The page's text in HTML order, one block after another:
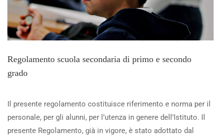
Regolamento scuola secondaria di primo e secondo
grado
Il presente regolamento costituisce riferimento e norma per il
personale, per gli alunni, per l’utenza in genere dell’Istituto. Il
presente Regolamento, già in vigore, è stato adottato dal